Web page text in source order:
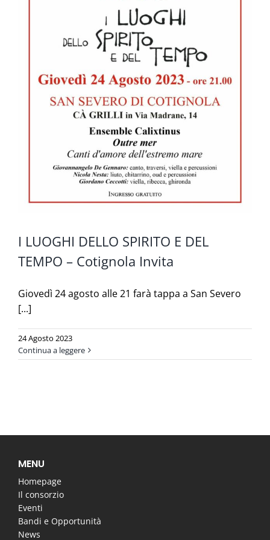
I LUOGHI DELLO SPIRITO E DEL
TEMPO – Cotignola Invita
Giovedì 24 agosto alle 21 farà tappa a San Severo
[...]
24 Agosto 2023
Continua a leggere
MENU
Homepage
Il consorzio
Eventi
Bandi e Opportunità
News